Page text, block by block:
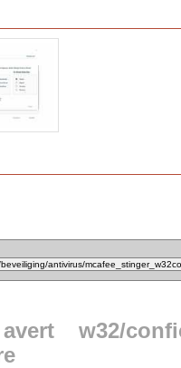
avert
w32/